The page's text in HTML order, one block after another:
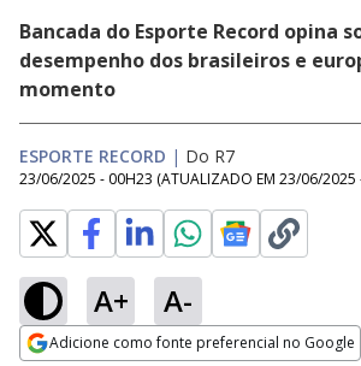
Bancada do Esporte Record opina
desempenho dos brasileiros e
momento
ESPORTE RECORD | Do R7
23/06/2025 - 00H23 (ATUALIZADO EM 23/06/2025
A+ A-
Adicione como fonte preferencial no Google
Ativar
Loaded
31.93%